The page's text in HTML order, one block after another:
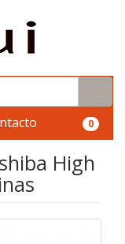
0
High